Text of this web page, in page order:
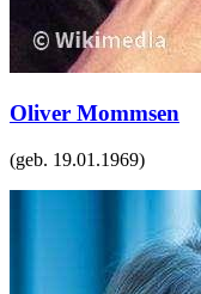
Oliver Mommsen
(geb. 19.01.1969)